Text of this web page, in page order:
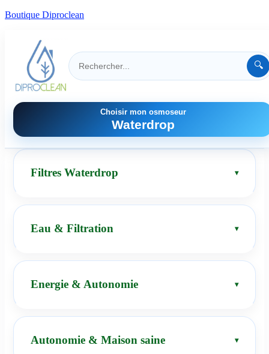
Boutique Diproclean
🔍
Choisir mon osmoseur
Waterdrop
Filtres Waterdrop
Eau & Filtration
Energie & Autonomie
Autonomie & Maison saine